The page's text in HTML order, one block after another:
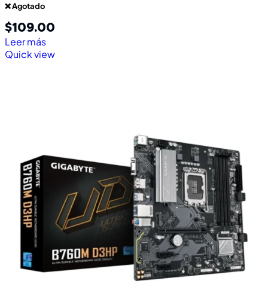
❌ Agotado
$109.00
Leer más
Quick view